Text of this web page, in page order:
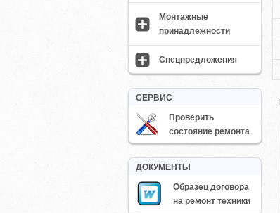
Монтажные
принадлежности
Спецпредложения
СЕРВИС
Проверить
состояние ремонта
ДОКУМЕНТЫ
Образец договора
на ремонт техники